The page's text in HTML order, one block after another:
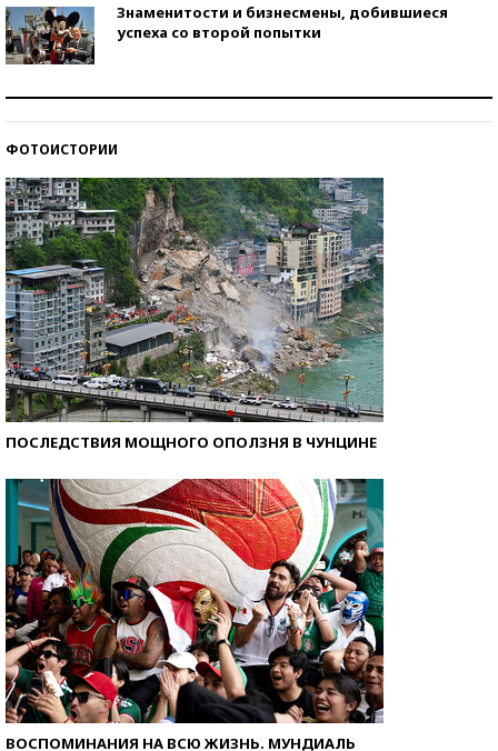
Знаменитости и бизнесмены, добившиеся
успеха со второй попытки
ФОТОИСТОРИИ
ПОСЛЕДСТВИЯ МОЩНОГО ОПОЛЗНЯ В ЧУНЦИНЕ
ВОСПОМИНАНИЯ НА ВСЮ ЖИЗНЬ. МУНДИАЛЬ